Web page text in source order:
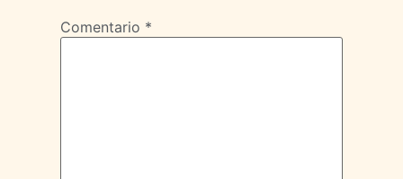
Comentario *